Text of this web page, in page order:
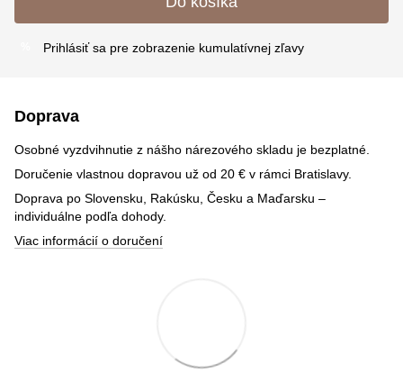
Prihlásiť sa pre zobrazenie kumulatívnej zľavy
Doprava
Osobné vyzdvihnutie z nášho nárezového skladu je bezplatné.
Doručenie vlastnou dopravou už od 20 € v rámci Bratislavy.
Doprava po Slovensku, Rakúsku, Česku a Maďarsku –
individuálne podľa dohody.
Viac informácií o doručení